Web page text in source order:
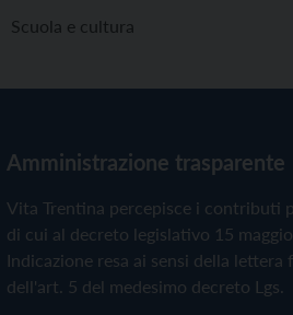
Scuola e cultura
Amministrazione trasparente
Vita Trentina percepisce i contributi
di cui al decreto legislativo 15
Indicazione resa ai sensi della lettera
dell'art. 5 del medesimo decreto Lgs.